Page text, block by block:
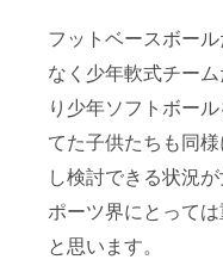
フットベースボー
なく少年軟式チー
り少年ソフトボー
てた子供たちも同
し検討できる状況
ポーツ界にとって
と思います。